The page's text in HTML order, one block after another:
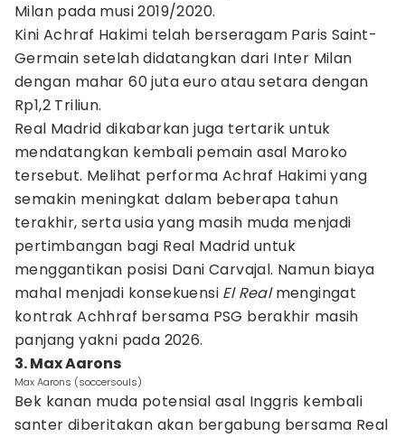
Milan pada musi 2019/2020.
Kini Achraf Hakimi telah berseragam Paris Saint-
Germain setelah didatangkan dari Inter Milan
dengan mahar 60 juta euro atau setara dengan
Rp1,2 Triliun.
Real Madrid dikabarkan juga tertarik untuk
mendatangkan kembali pemain asal Maroko
tersebut. Melihat performa Achraf Hakimi yang
semakin meningkat dalam beberapa tahun
terakhir, serta usia yang masih muda menjadi
pertimbangan bagi Real Madrid untuk
menggantikan posisi Dani Carvajal. Namun biaya
mahal menjadi konsekuensi El Realmengingat
kontrak Achhraf bersama PSG berakhir masih
panjang yakni pada 2026.
3. Max Aarons
Max Aarons (soccersouls)
Bek kanan muda potensial asal Inggris kembali
santer diberitakan akan bergabung bersama Real